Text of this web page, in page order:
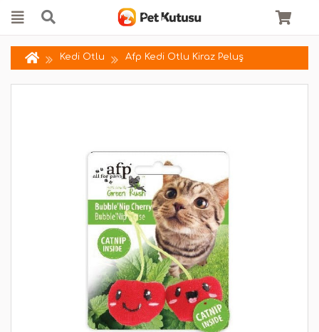
Kedi Otlu Afp Kedi Otlu Kiraz Peluş